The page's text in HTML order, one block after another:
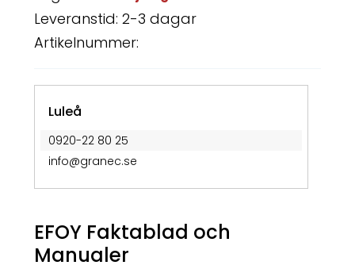
Leveranstid: 2-3 dagar
Artikelnummer:
Luleå
0920-22 80 25
info@granec.se
EFOY Faktablad och
Manualer